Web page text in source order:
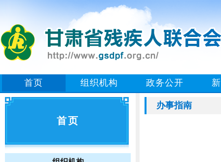
首页 组织机构 政务公开
首页
办事指南